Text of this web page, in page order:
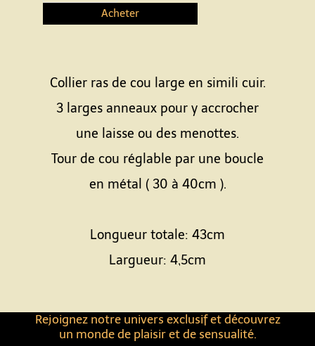
Rejoignez notre univers exclusif et découvrez
un monde de plaisir et de sensualité.
Acheter
Collier ras de cou large en simili cuir.
3 larges anneaux pour y accrocher
une laisse ou des menottes.
Tour de cou réglable par une boucle
en métal ( 30 à 40cm ).
Longueur totale: 43cm
Largueur: 4,5cm